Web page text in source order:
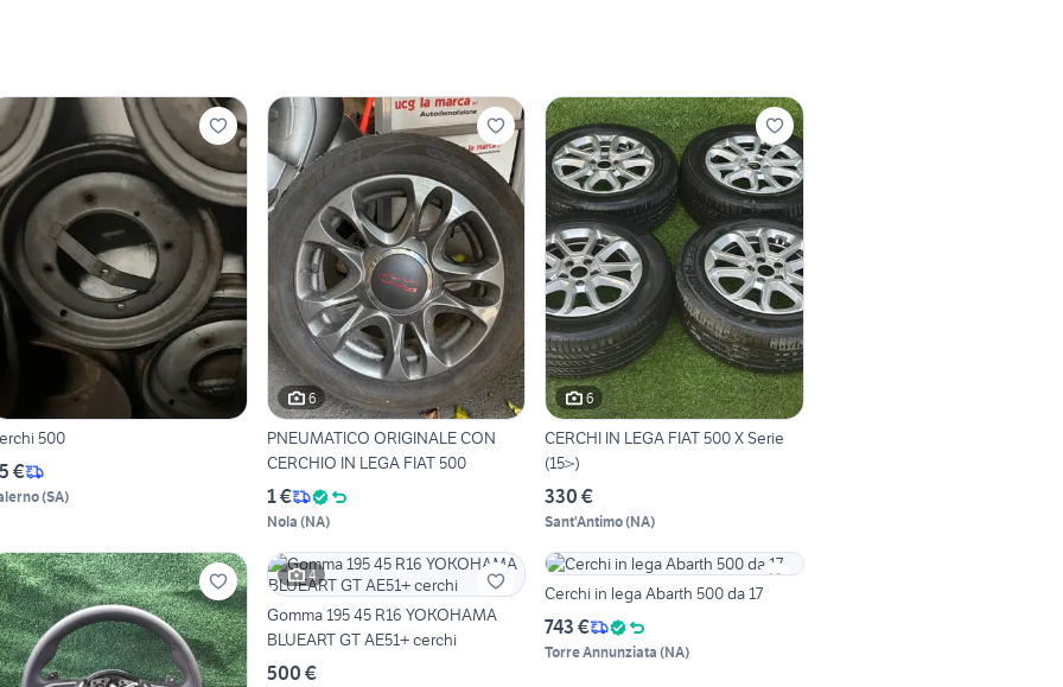
500
€
(SA)
6
PNEUMATICO ORIGINALE CON
CERCHIO IN LEGA FIAT 500
1 €
Nola (NA)
6
CERCHI IN LEGA FIAT 500 X Serie
(15>)
330 €
Sant'Antimo(NA)
4
Gomma 195 45 R16 YOKOHAMA
BLUEART GT AE51+ cerchi
500 €
Cerchi in lega Abarth 500 da 17
743 €
Torre Annunziata (NA)